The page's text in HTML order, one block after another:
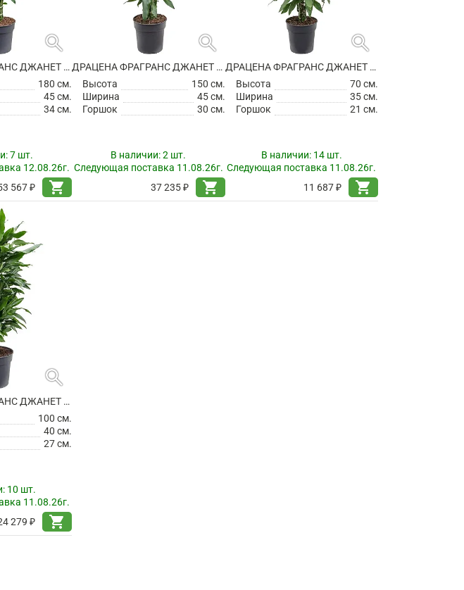
search
ДРАЦЕНА ФРАГРАНС ДЖАНЕТ ЛИНД РАЗВЕТВЛЕННАЯ
180 см.
45 см.
34 см.
7 шт.
12.08.26г.
567 ₽
shopping_cart
search
ДРАЦЕНА ФРАГРАНС ДЖАНЕТ ЛИНД РАЗВЕТВЛЕННАЯ
Высота
150 см.
Ширина
45 см.
Горшок
30 см.
В наличии:2 шт.
Следующая поставка 11.08.26г.
37 235 ₽
shopping_cart
search
ДРАЦЕНА ФРАГРАНС ДЖАНЕТ ЛИНД РАЗВЕТВЛЕННАЯ
Высота
70 см.
Ширина
35 см.
Горшок
21 см.
В наличии: 14 шт.
Следующая поставка 11.08.26г.
11 687 ₽
shopping_cart
search
ДРАЦЕНА ФРАГРАНС ДЖАНЕТ ЛИНД РАЗВЕТВЛЕННАЯ
100 см.
40 см.
27 см.
10 шт.
11.08.26г.
279 ₽
shopping_cart